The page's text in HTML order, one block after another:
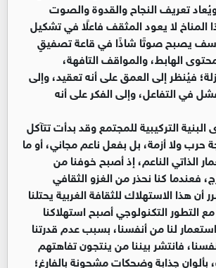
ويُعاد تعريف النجاح والقدوة والصوت
المناخ لا يعود المثقف فاعلًا في تشكيل
يصبح صوتًا شاذًا في قاعة تصفيقٍ
الهابط، والمواقف التافهة،
فيُنظر إلى العمق على أنه تعقيد، وإلى
في التفاعل، وإلى الفكر على أنه
البنية التركيبية للمجتمع وقد بدأت تتآكل
حرب ولا أزمة، بل بفعل ناعم مجاني، أو ما
الذاتي الناعم، إذ أصبح خوفنا من
فعندما كنا نحذر من الغزو الثقافي
أن هذا الاستهلاك للثقافة الغربية يحتلنا
التطور التكنولوجي أصبح استهلاكنا
لنا من أنفسنا، بسبب عدم قدرتنا
فانتشر بيننا من ينتجون تفاهتهم
جذابة وضحكات مشحونة بالفارغ؛